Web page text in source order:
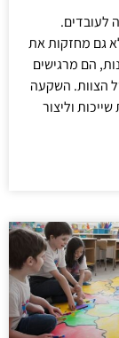
לעובדים.
גם מחזקות את
הם מרגישים
הצוות. השקעה
וליצור